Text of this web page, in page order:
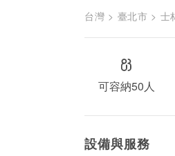
台灣 > 臺北市 > 士
可容納50人
設備與服務